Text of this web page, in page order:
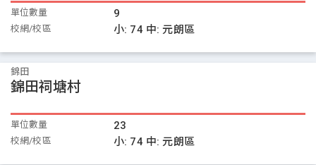
單位數量 9
校網/校區 小: 74 中:元朗區
錦田
錦田祠塘村
單位數量 23
校網/校區 小: 74 中:元朗區